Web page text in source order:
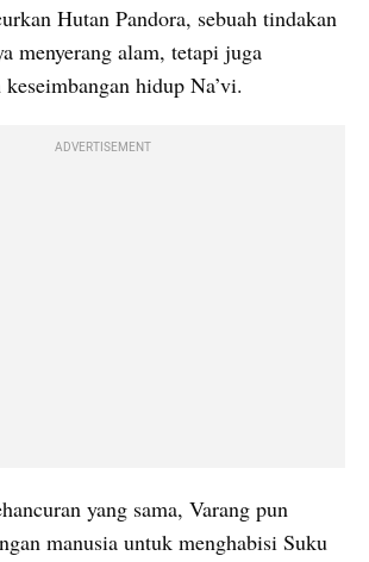
Hutan Pandora, sebuah tindakan
menyerang alam, tetapi juga
keseimbangan hidup Na’vi.
ADVERTISEMENT
yang sama, Varang pun
manusia untuk menghabisi Suku